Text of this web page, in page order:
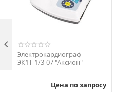
Электрокардиограф
ЭК1Т-1/3-07 "Аксион"
Цена по запросу
